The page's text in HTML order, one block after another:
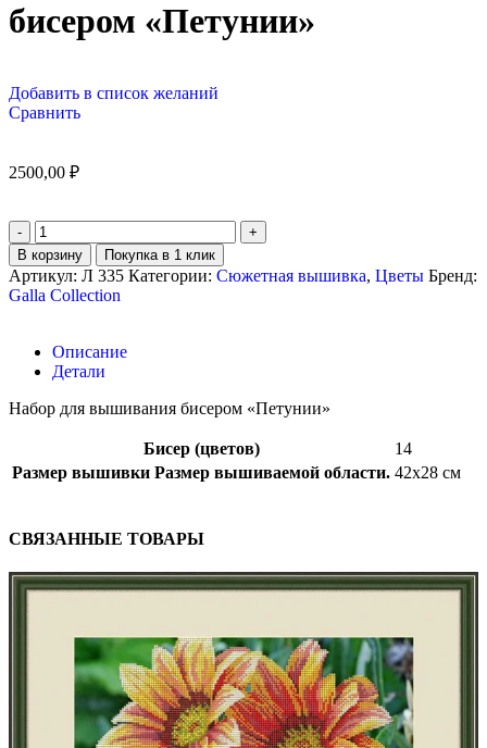
бисером «Петунии»
Добавить в список желаний
Сравнить
2500,00 ₽
В корзину Покупка в 1 клик
Артикул: Л 335 Категории: Сюжетная вышивка, Цветы Бренд:
Galla Collection
Описание
Детали
Набор для вышивания бисером «Петунии»
Бисер (цветов)
14
Размер вышивки Размер вышиваемой области. 42х28 см
СВЯЗАННЫЕ ТОВАРЫ